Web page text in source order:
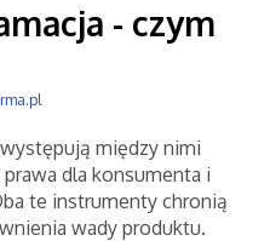
- czym
między nimi
dla konsumenta i
te instrumenty chronią
wady produktu.